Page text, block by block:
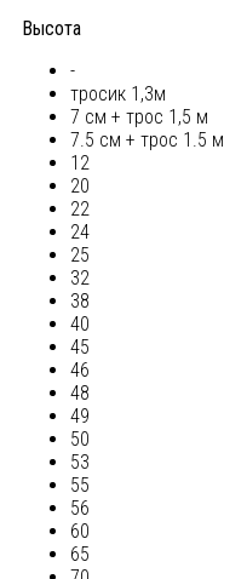
Высота
-
тросик 1,3м
7 см + трос 1,5 м
7.5 см + трос 1.5 м
12
20
22
24
25
32
38
40
45
46
48
49
50
53
55
56
60
65